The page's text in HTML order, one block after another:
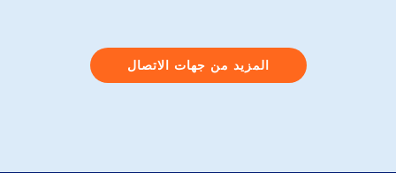
المزيد من جهات الاتصال